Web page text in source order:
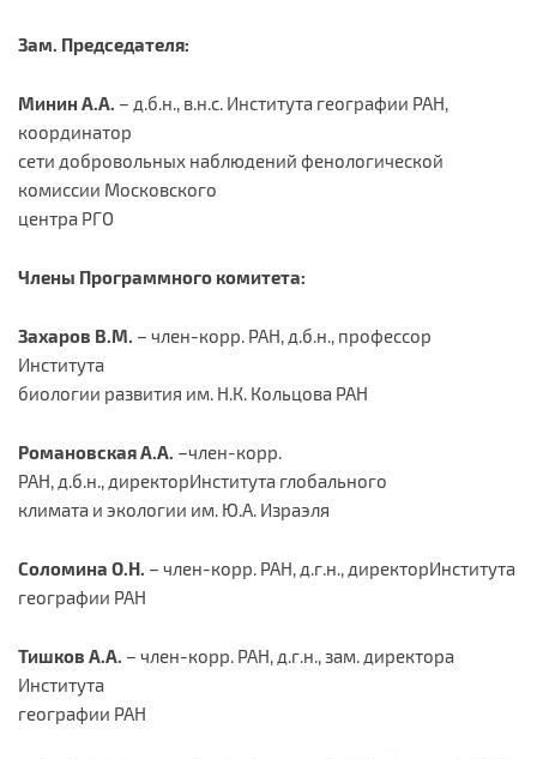
Зам. Председателя:
Минин А.А. – д.б.н., в.н.с. Института географии РАН,
координатор
сети добровольных наблюдений фенологической
комиссии Московского
центра РГО
Члены Программного комитета:
Захаров В.М. – член-корр. РАН, д.б.н., профессор
Института
биологии развития им. Н.К. Кольцова РАН
Романовская А.А. –член-корр.
РАН, д.б.н., директорИнститута глобального
климата и экологии им. Ю.А. Израэля
Соломина О.Н. – член-корр. РАН, д.г.н., директорИнститута
географии РАН
Тишков А.А. – член-корр. РАН, д.г.н., зам. директора
Института
географии РАН